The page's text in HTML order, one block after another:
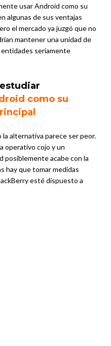
usar Android como su
algunas de sus ventajas
el mercado ya juzgó que no
mantener una unidad de
seriamente
como su
alternativa parece ser peor.
operativo cojo y un
posiblemente acabe con la
hay que tomar medidas
esté dispuesto a